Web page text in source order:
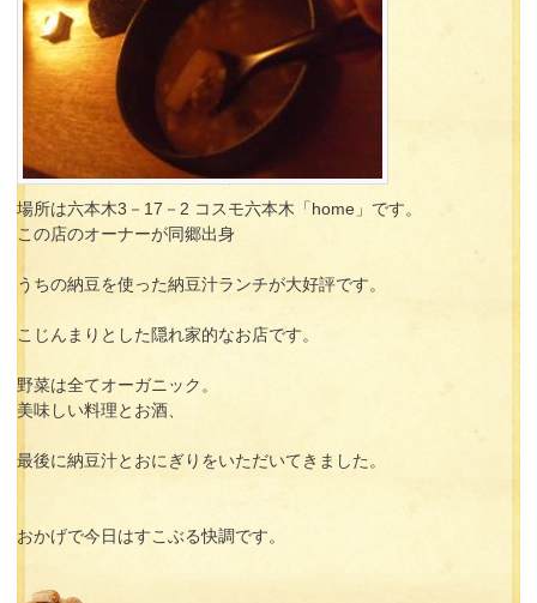
場所は六本木3－17－2 コスモ六本木「home」です。
この店のオーナーが同郷出身
うちの納豆を使った納豆汁ランチが大好評です。
こじんまりとした隠れ家的なお店です。
野菜は全てオーガニック。
美味しい料理とお酒、
最後に納豆汁とおにぎりをいただいてきました。
おかげで今日はすこぶる快調です。